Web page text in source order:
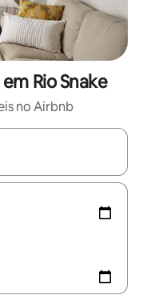
Rio Snake
no Airbnb
explore-os